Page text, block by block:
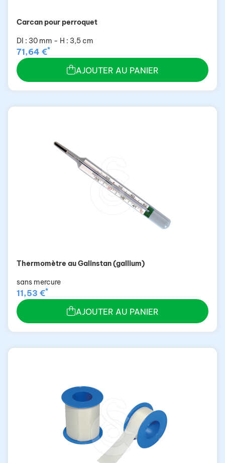
Carcan pour perroquet
DI : 30 mm - H : 3,5 cm
71,64 €*
AJOUTER AU PANIER
Thermomètre au Galinstan (gallium)
sans mercure
11,53 €*
AJOUTER AU PANIER